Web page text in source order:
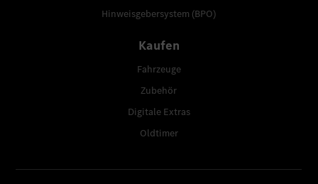
Hinweisgebersystem (BPO)
Kaufen
Fahrzeuge
Zubehör
Digitale Extras
Oldtimer